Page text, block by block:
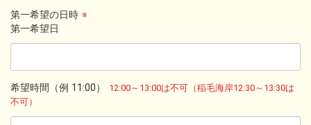
第一希望の日時 ※
第一希望日
希望時間（例 11:00）
12:00～13:00は不可（稲毛海岸12:30～13:30は
不可）